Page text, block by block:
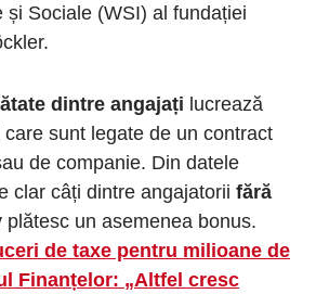
și Sociale (WSI) al fundației
dintre angajați lucrează
sunt legate de un contract
de companie. Din datele
clar câți dintre angajatorii fără
plătesc un asemenea bonus.
de taxe pentru milioane de
Finanțelor: „Altfel cresc